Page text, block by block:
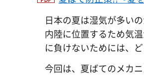
日本の夏は湿気が多い
内陸に位置するため気
に負けないためには、
今回は、夏ばてのメカ